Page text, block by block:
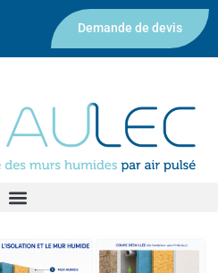
Demande de devis